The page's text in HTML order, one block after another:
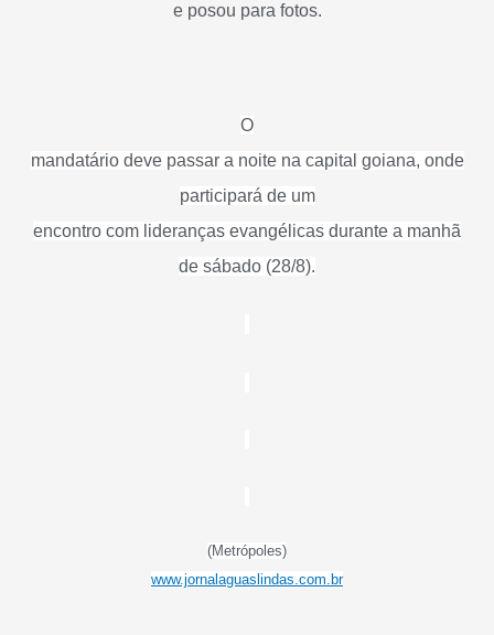
e posou para fotos.
O
mandatário deve passar a noite na capital goiana, onde
participará de um
encontro com lideranças evangélicas durante a manhã
de sábado (28/8).
(Metrópoles)
www.jornalaguaslindas.com.br